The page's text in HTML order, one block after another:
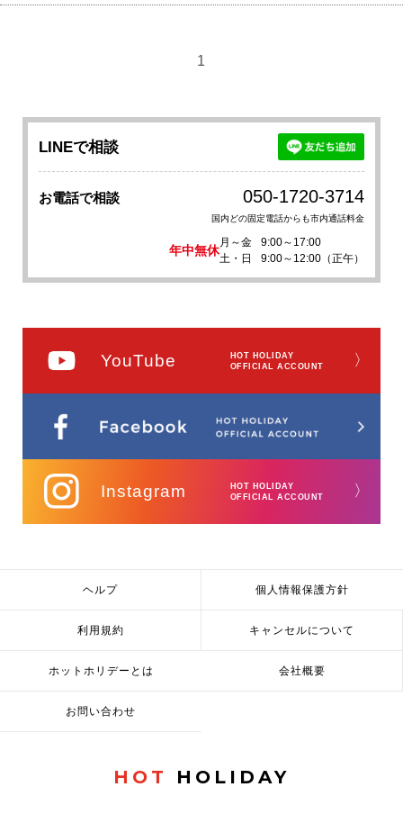
1
LINEで相談
お電話で相談 050-1720-3714
国内どの固定電話からも市内通話料金
年中無休
月～金
9:00～17:00
土・日
9:00～12:00（正午）
YouTube
HOT HOLIDAY
OFFICIAL ACCOUNT
〉
Instagram
HOT HOLIDAY
OFFICIAL ACCOUNT
〉
ヘルプ 個人情報保護方針
利用規約 キャンセルについて
ホットホリデーとは 会社概要
お問い合わせ
HOT HOLIDAY